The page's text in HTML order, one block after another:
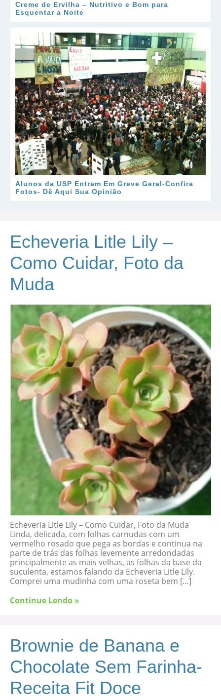
Creme de Ervilha – Nutritivo e Bom para
Esquentar a Noite
Alunos da USP Entram Em Greve Geral-Confira
Fotos- Dê Aqui Sua Opinião
Echeveria Litle Lily –
Como Cuidar, Foto da
Muda
Echeveria Litle Lily – Como Cuidar, Foto da Muda
Linda, delicada, com folhas carnudas com um
vermelho rosado que pega as bordas e continua na
parte de trás das folhas levemente arredondadas
principalmente as mais velhas, as folhas da base da
suculenta, estamos falando da Echeveria Litle Lily.
Comprei uma mudinha com uma roseta bem […]
Continue Lendo »
Brownie de Banana e
Chocolate Sem Farinha-
Receita Fit Doce